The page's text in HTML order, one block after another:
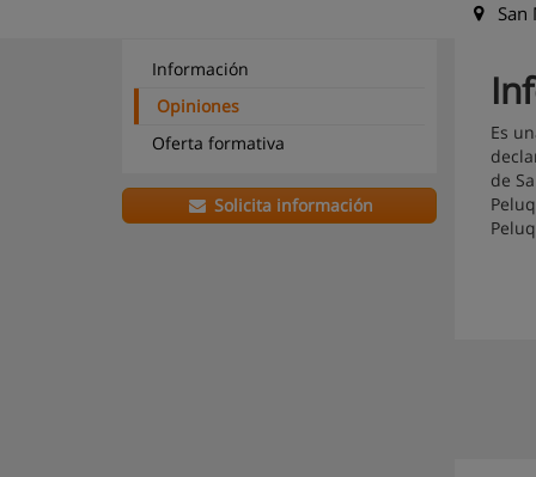
San
Información
Opiniones
Oferta formativa
Solicita información
Es
de